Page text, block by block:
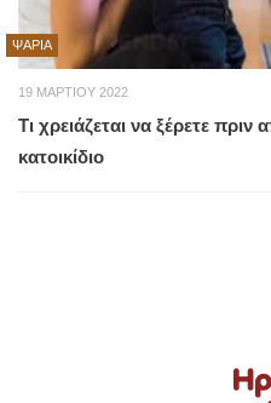
ΨΆΡΙΑ
19 ΜΑΡΤΊΟΥ 2022
Τι χρειάζεται να ξέρετε πριν
κατοικίδιο